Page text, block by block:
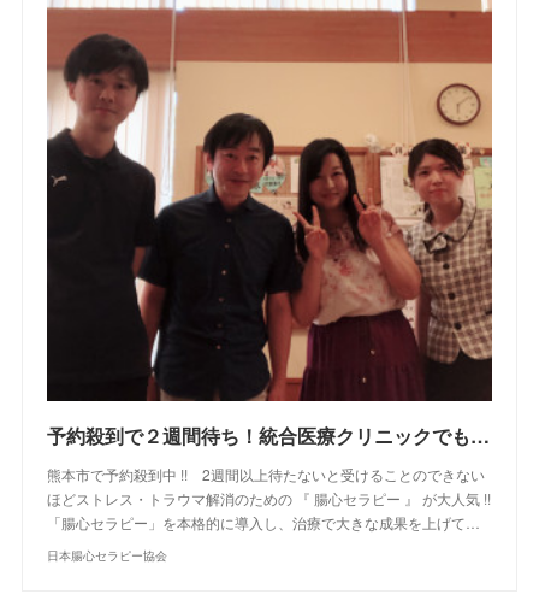
予約殺到で２週間待ち！統合医療クリニックでも正式に採用されているセラピーです
熊本市で予約殺到中 !! 2週間以上待たないと受けることのできない
ほどストレス・トラウマ解消のための 『 腸心セラピー 』 が大人気 !!
「腸心セラピー」を本格的に導入し、治療で大きな成果を上げて…
日本腸心セラピー協会